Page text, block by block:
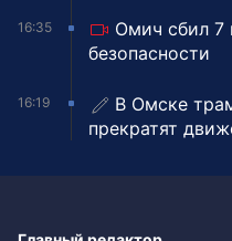
16:35
Омич сбил 7
безопасности
16:19
В Омске
прекратят